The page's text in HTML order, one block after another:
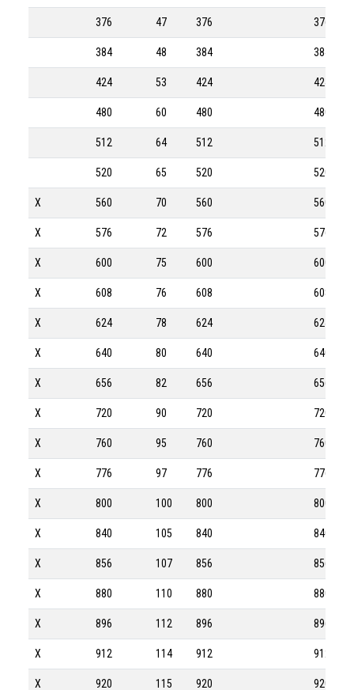
376 47 376 376-8M
384 48 384 384-8M
424 53 424 424-8M
480 60 480 480-8M
512 64 512 512-8M
520 65 520 520-8M
X 560 70 560 560-8M
X 576 72 576 576-8M
X 600 75 600 600-8M
X 608 76 608 608-8M
X 624 78 624 624-8M
X 640 80 640 640-8M
X 656 82 656 656-8M
X 720 90 720 720-8M
X 760 95 760 760-8M
X 776 97 776 776-8M
X 800 100 800 800-8M
X 840 105 840 840-8M
X 856 107 856 856-8M
X 880 110 880 880-8M
X 896 112 896 896-8M
X 912 114 912 912-8M
X 920 115 920 920-8M